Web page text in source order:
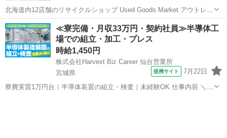
北海道内12店舗のリサイクルショップ Used Goods Market アウトレッ
トモノハウス苫小牧西店です。 新品iwataniFORE WINDS コンパク
トキャンプストーブ FW-CS01-JP 専...
北海道 苫小牧市 その他 WINDS
≪寮完備・月収33万円・契約社員≫半導体工
場での組立・加工・プレス
時給1,450円
株式会社Harvest Biz Career 仙台営業所
宮城県
提携サイト 7月22日
寮費実質1万円台｜半導体装置の組立・検査｜未経験OK 仕事内容 ＼半